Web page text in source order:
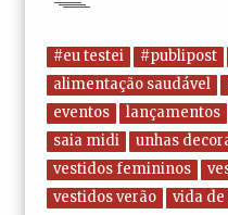
#eu testei #publipost
alimentação saudável
eventos
lançamentos
saia midi
unhas
vestidos femininos
vestidos verão
vida